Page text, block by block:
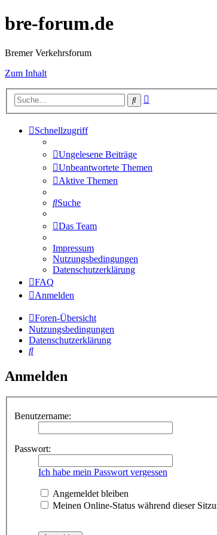
bre-forum.de
Bremer Verkehrsforum
Zum Inhalt
Suche
Schnellzugriff
Ungelesene Beiträge
Unbeantwortete Themen
Aktive Themen
Suche
Das Team
Impressum
Nutzungsbedingungen
Datenschutzerklärung
FAQ
Anmelden
Foren-Übersicht
Nutzungsbedingungen
Datenschutzerklärung
Suche
Anmelden
Benutzername:
Passwort:
Ich habe mein Passwort vergessen
Angemeldet bleiben
Meinen Online-Status während dieser